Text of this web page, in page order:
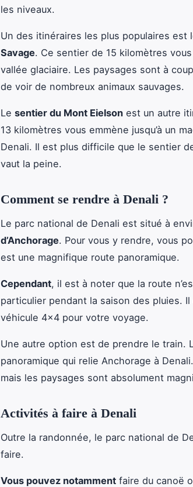
les niveaux.
Un des itinéraires les plus populaires est
Savage. Ce sentier de 15 kilomètres
vallée glaciaire. Les paysages sont à
de voir de nombreux animaux sauvages.
Le sentier du Mont Eielson est un autre
13 kilomètres vous emmène jusqu’à un
Denali. Il est plus difficile que le sentier
vaut la peine.
Comment se rendre à Denali ?
Le parc national de Denali est situé à
d’Anchorage. Pour vous y rendre, vous
est une magnifique route panoramique.
Cependant, il est à noter que la route
particulier pendant la saison des pluies.
véhicule 4×4 pour votre voyage.
Une autre option est de prendre le train.
panoramique qui relie Anchorage à
mais les paysages sont absolument
Activités à faire à Denali
Outre la randonnée, le parc national de
faire.
Vous pouvez notamment faire du canoë